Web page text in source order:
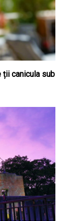
ții canicula sub